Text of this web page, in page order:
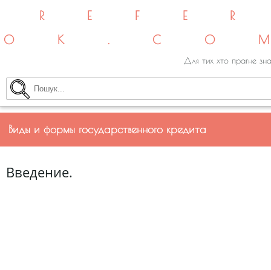
Для тих хто прагне
Виды и формы государственного кредита
Введение.